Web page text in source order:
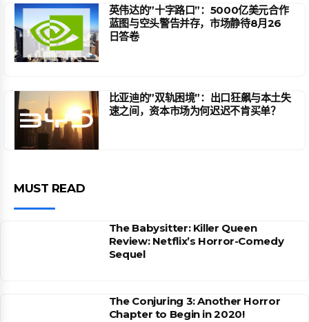
英伟达的”十字路口”：5000亿美元合作
蓝图与空头警告并存，市场静待8月26
日答卷
比亚迪的”双轨困境”：出口狂飙与本土失
速之间，资本市场为何迟迟不肯买单？
MUST READ
The Babysitter: Killer Queen
Review: Netflix’s Horror-Comedy
Sequel
The Conjuring 3: Another Horror
Chapter to Begin in 2020!